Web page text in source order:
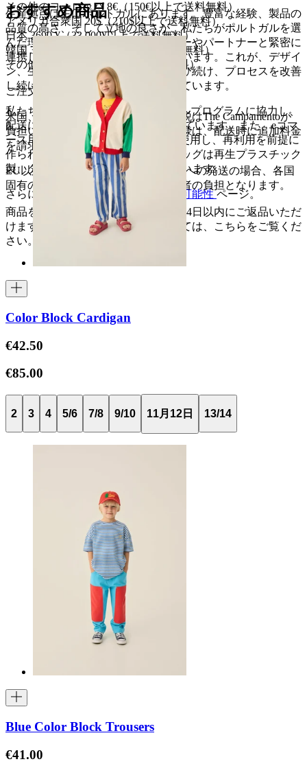
生産拠点は主にポルトガルにあります。豊富な経験、製品の
品質の高さ、そして立地の良さが、私たちがポルトガルを選
んだ理由です。私たちはサプライヤーやパートナーと緊密に
連携し、共に歩むことを大切にしています。これが、デザイ
ン、生産、物流の両面において、学び続け、プロセスを改善
し続けるための最良の方法だと考えています。
私たちはUPSのカーボンニュートラルプログラムに協力し、
配送に伴うCO2排出量を100%相殺しています。また、eコマ
ース用の封筒はすべてFSC認証紙を使用し、再利用を前提に
作られています。衣類を保護するバッグは再生プラスチック
製、タグはすべて再生紙を使用しています。
さらに詳しく知りたい場合は、 持続可能性ページ。
その他のヨーロッパ 8€（150€以上で送料無料）
アメリカ合衆国 20$（210$以上で送料無料）
日本 3690 ¥（33.000¥以上で送料無料）
韓国 35,000₩（256,000₩以上で送料無料）
その他の国 20€（150€以上で送料無料）
ご注文前に
米国、日本、韓国：関税および輸入税はThe Campamentoが
負担いたします。これらの国のお客様は、配送時に追加料金
を請求されることはありません。
EU以外のその他の発送：欧州連合外への発送の場合、各国
固有の税金および関税の費用は購入者の負担となります。
商品を返品する場合は、商品到着後14日以内にご返品いただ
けます。返品ポリシーの詳細については、こちらをご覧くだ
さい。
おすすめ商品
Color Block Cardigan
€42.50
€85.00
2 3 4 5/6 7/8 9/10 11月12日 13/14
Blue Color Block Trousers
€41.00